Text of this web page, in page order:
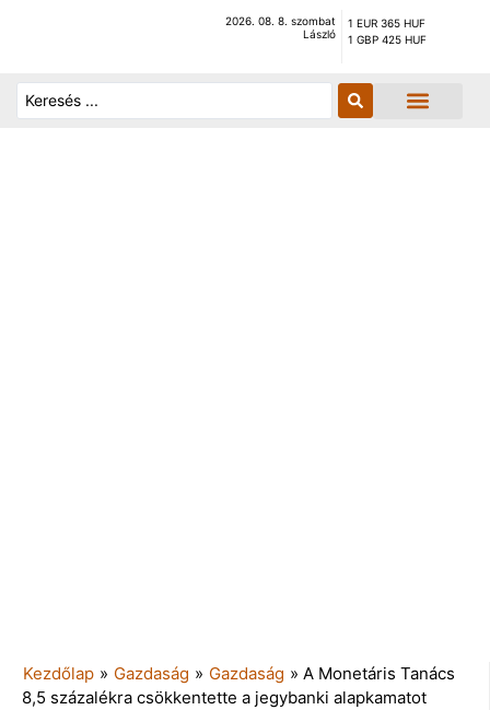
2026. 08. 8. szombat
László
1 EUR 365 HUF
1 GBP 425 HUF
Kezdőlap » Gazdaság » Gazdaság » A Monetáris Tanács
8,5 százalékra csökkentette a jegybanki alapkamatot